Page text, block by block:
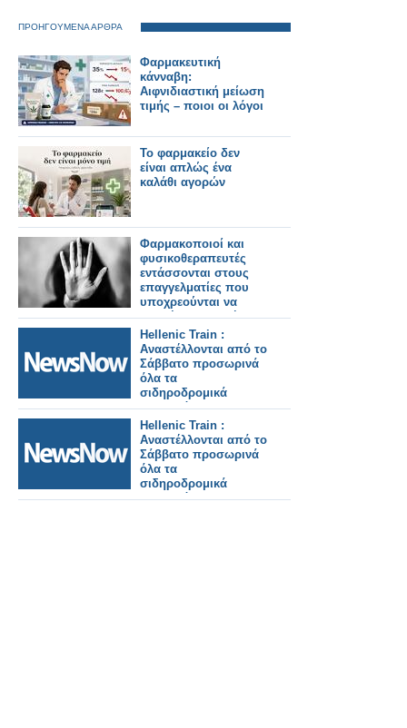
ΠΡΟΗΓΟΥΜΕΝΑ ΑΡΘΡΑ
Φαρμακευτική
κάνναβη:
Αιφνιδιαστική μείωση
τιμής – ποιοι οι λόγοι
Το φαρμακείο δεν
είναι απλώς ένα
καλάθι αγορών
Φαρμακοποιοί και
φυσικοθεραπευτές
εντάσσονται στους
επαγγελματίες που
υποχρεούνται να
αναφέρουν εγκλήματα
ενδοοικογενειακής
βίας
Hellenic Train :
Αναστέλλονται από το
Σάββατο προσωρινά
όλα τα
σιδηροδρομικά
δρομολόγια στη
γραμμή
Αλεξανδρούπολη –
Ορμένιο .
Hellenic Train :
Αναστέλλονται από το
Σάββατο προσωρινά
όλα τα
σιδηροδρομικά
δρομολόγια στη